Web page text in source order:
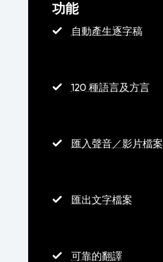
功能
自動產生逐字稿
120 種語言及方言
匯入聲音／影片檔案
匯出文字檔案
可靠的翻譯